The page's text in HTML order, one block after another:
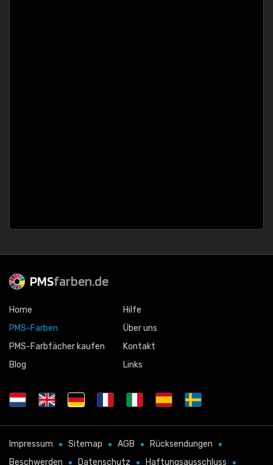
PMSfarben.de
Home
PMS-Farben
PMS-Farbfächer kaufen
Blog
Hilfe
Über uns
Kontakt
Links
Impressum Sitemap AGB
Rücksendungen
Beschwerden
Datenschutz Haftungsausschluss